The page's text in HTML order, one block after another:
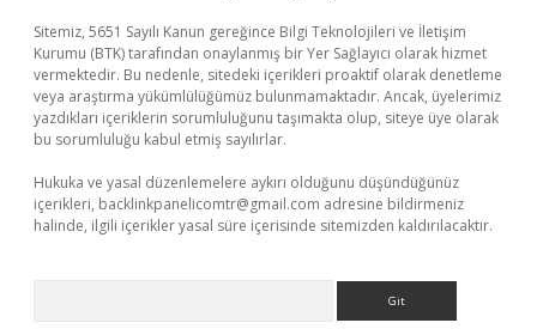
Sitemiz, 5651 Sayılı Kanun gereğince Bilgi Teknolojileri ve İletişim
Kurumu (BTK) tarafından onaylanmış bir Yer Sağlayıcı olarak hizmet
vermektedir. Bu nedenle, sitedeki içerikleri proaktif olarak denetleme
veya araştırma yükümlülüğümüz bulunmamaktadır. Ancak, üyelerimiz
yazdıkları içeriklerin sorumluluğunu taşımakta olup, siteye üye olarak
bu sorumluluğu kabul etmiş sayılırlar.
Hukuka ve yasal düzenlemelere aykırı olduğunu düşündüğünüz
içerikleri, backlinkpanelicomtr@gmail.com adresine bildirmeniz
halinde, ilgili içerikler yasal süre içerisinde sitemizden kaldırılacaktır.